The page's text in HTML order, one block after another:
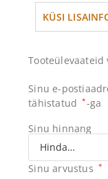
KÜSI
Tooteülevaateid
Sinu e-
tähistatud
*-ga
Sinu hinnang
Sinu arvustus *